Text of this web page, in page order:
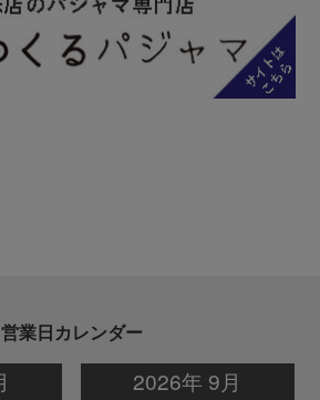
営業日カレンダー